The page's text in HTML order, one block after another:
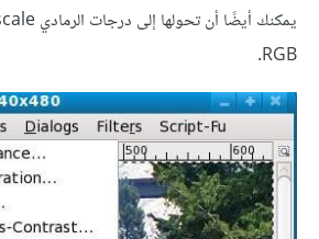
RGB.